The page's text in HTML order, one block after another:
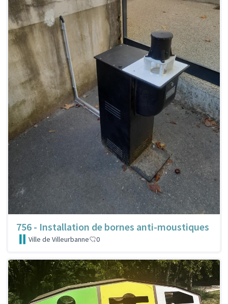
756 - Installation de bornes anti-moustiques
Ville de Villeurbanne 0